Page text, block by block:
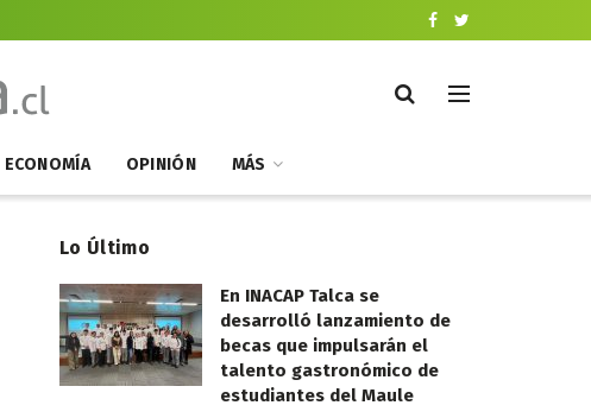
ECONOMÍA OPINIÓN MÁS
Lo Último
En INACAP Talca se
desarrolló lanzamiento de
becas que impulsarán el
talento gastronómico de
estudiantes del Maule